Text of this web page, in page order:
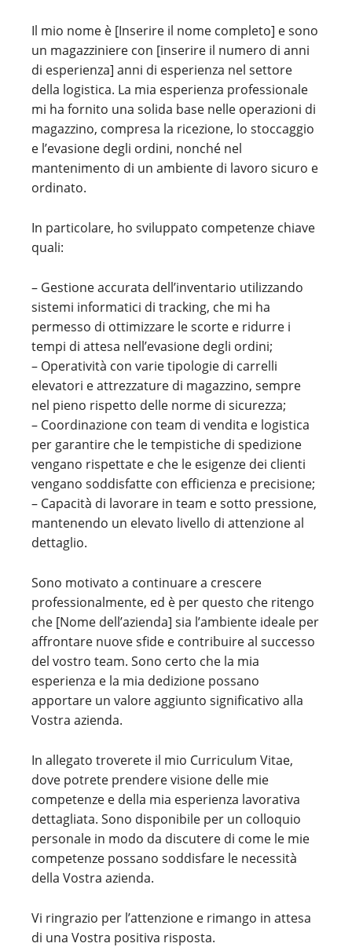
Il mio nome è [Inserire il nome completo] e sono
un magazziniere con [inserire il numero di anni
di esperienza] anni di esperienza nel settore
della logistica. La mia esperienza professionale
mi ha fornito una solida base nelle operazioni di
magazzino, compresa la ricezione, lo stoccaggio
e l’evasione degli ordini, nonché nel
mantenimento di un ambiente di lavoro sicuro e
ordinato.
In particolare, ho sviluppato competenze chiave
quali:
– Gestione accurata dell’inventario utilizzando
sistemi informatici di tracking, che mi ha
permesso di ottimizzare le scorte e ridurre i
tempi di attesa nell’evasione degli ordini;
– Operatività con varie tipologie di carrelli
elevatori e attrezzature di magazzino, sempre
nel pieno rispetto delle norme di sicurezza;
– Coordinazione con team di vendita e logistica
per garantire che le tempistiche di spedizione
vengano rispettate e che le esigenze dei clienti
vengano soddisfatte con efficienza e precisione;
– Capacità di lavorare in team e sotto pressione,
mantenendo un elevato livello di attenzione al
dettaglio.
Sono motivato a continuare a crescere
professionalmente, ed è per questo che ritengo
che [Nome dell’azienda] sia l’ambiente ideale per
affrontare nuove sfide e contribuire al successo
del vostro team. Sono certo che la mia
esperienza e la mia dedizione possano
apportare un valore aggiunto significativo alla
Vostra azienda.
In allegato troverete il mio Curriculum Vitae,
dove potrete prendere visione delle mie
competenze e della mia esperienza lavorativa
dettagliata. Sono disponibile per un colloquio
personale in modo da discutere di come le mie
competenze possano soddisfare le necessità
della Vostra azienda.
Vi ringrazio per l’attenzione e rimango in attesa
di una Vostra positiva risposta.